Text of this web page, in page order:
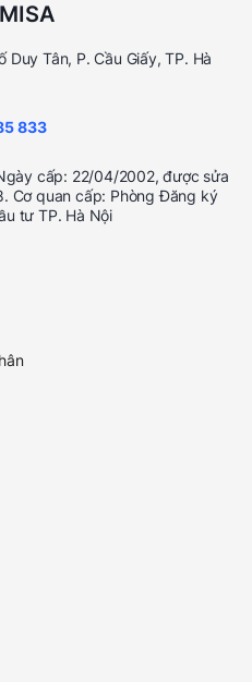
Tân, P. Cầu Giấy, TP. Hà
833
cấp: 22/04/2002, được sửa
Cơ quan cấp: Phòng Đăng ký
tư TP. Hà Nội